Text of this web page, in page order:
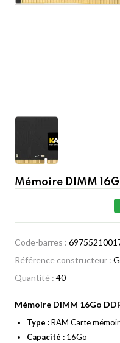
Mémoire DIMM
Code-barres :
Référence constructeur :
Quantité : 40
Mémoire DIMM 16Go
Type :RAM Carte
Capacité : 16Go